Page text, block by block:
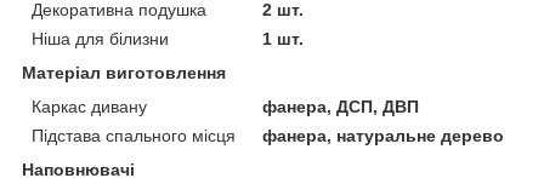
Декоративна подушка
2 шт.
Ніша для білизни
1 шт.
Матеріал виготовлення
Каркас дивану
фанера, ДСП, ДВП
Підстава спального місця
фанера, натуральне дерево
Наповнювачі